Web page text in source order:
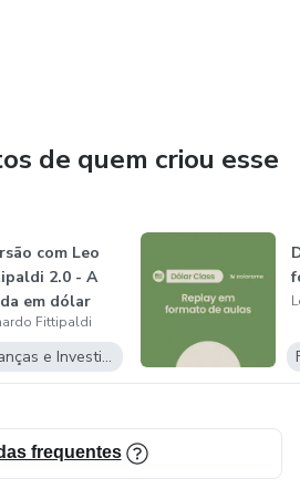
de quem criou esse
com Leo
2.0 - A
em dólar
Fittipaldi
Finanças e Investimentos
frequentes